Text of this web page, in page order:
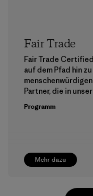
Mehr dazu
Fair Trade
Fair Trade
auf dem Pfad hin
Partner, die in
Programm